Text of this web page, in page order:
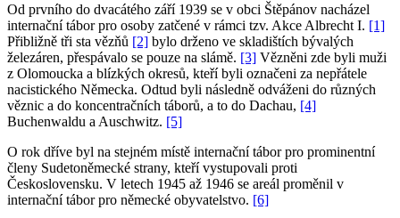
Od prvního do dvacátého září 1939 se v obci Štěpánov nacházel
internační tábor pro osoby zatčené v rámci tzv. Akce Albrecht I. [1]
Přibližně tři sta vězňů [2] bylo drženo ve skladištích bývalých
železáren, přespávalo se pouze na slámě. [3] Vězněni zde byli muži
z Olomoucka a blízkých okresů, kteří byli označeni za nepřátele
nacistického Německa. Odtud byli následně odváženi do různých
věznic a do koncentračních táborů, a to do Dachau, [4]
Buchenwaldu a Auschwitz. [5]
O rok dříve byl na stejném místě internační tábor pro prominentní
členy Sudetoněmecké strany, kteří vystupovali proti
Československu. V letech 1945 až 1946 se areál proměnil v
internační tábor pro německé obyvatelstvo. [6]